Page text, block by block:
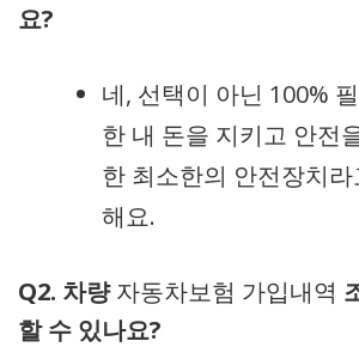
요?
네, 선택이 아닌 100%
한 내 돈을 지키고 안전
한 최소한의 안전장치
해요.
Q2. 차량자동차보험 가입내역
할 수 있나요?